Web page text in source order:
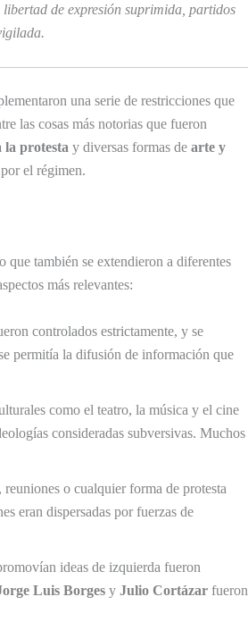
de expresión suprimida, partidos
una serie de restricciones que
las cosas más notorias que fueron
la protesta y diversas formas de arte y
el régimen.
también se extendieron a diferentes
más relevantes:
controlados estrictamente, y se
permitía la difusión de información que
como el teatro, la música y el cine
consideradas subversivas. Muchos
o cualquier forma de protesta
eran dispersadas por fuerzas de
ideas de izquierda fueron
Luis Borges y Julio Cortázar fueron